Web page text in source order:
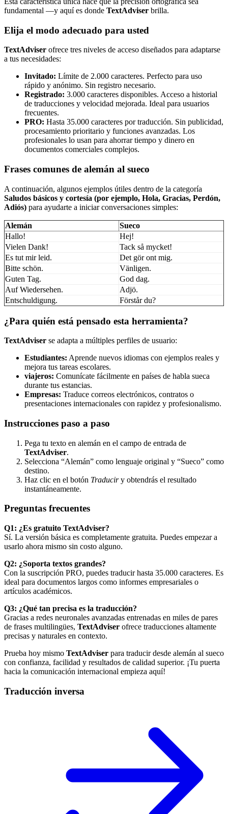
fundamental —y aquí es donde TextAdviser brilla.
Elija el modo adecuado para usted
TextAdviser ofrece tres niveles de acceso diseñados para adaptarse
a tus necesidades:
Invitado: Límite de 2.000 caracteres. Perfecto para uso
rápido y anónimo. Sin registro necesario.
Registrado: 3.000 caracteres disponibles. Acceso a historial
de traducciones y velocidad mejorada. Ideal para usuarios
frecuentes.
PRO: Hasta 35.000 caracteres por traducción. Sin publicidad,
procesamiento prioritario y funciones avanzadas. Los
profesionales lo usan para ahorrar tiempo y dinero en
documentos comerciales complejos.
Frases comunes de alemán al sueco
A continuación, algunos ejemplos útiles dentro de la categoría
Saludos básicos y cortesía (por ejemplo, Hola, Gracias, Perdón,
Adiós) para ayudarte a iniciar conversaciones simples:
Alemán
Sueco
Hallo!
Hej!
Vielen Dank!
Tack så mycket!
Es tut mir leid.
Det gör ont mig.
Bitte schön.
Vänligen.
Guten Tag.
God dag.
Auf Wiedersehen.
Adjö.
Entschuldigung.
Förstår du?
¿Para quién está pensado esta herramienta?
TextAdviser se adapta a múltiples perfiles de usuario:
Estudiantes: Aprende nuevos idiomas con ejemplos reales y
mejora tus tareas escolares.
viajeros: Comunícate fácilmente en países de habla sueca
durante tus estancias.
Empresas: Traduce correos electrónicos, contratos o
presentaciones internacionales con rapidez y profesionalismo.
Instrucciones paso a paso
Pega tu texto en alemán en el campo de entrada de
TextAdviser.
Selecciona “Alemán” como lenguaje original y “Sueco” como
destino.
Haz clic en el botón Traduciry obtendrás el resultado
instantáneamente.
Preguntas frecuentes
Q1: ¿Es gratuito TextAdviser?
Sí. La versión básica es completamente gratuita. Puedes empezar a
usarlo ahora mismo sin costo alguno.
Q2: ¿Soporta textos grandes?
Con la suscripción PRO, puedes traducir hasta 35.000 caracteres. Es
ideal para documentos largos como informes empresariales o
artículos académicos.
Q3: ¿Qué tan precisa es la traducción?
Gracias a redes neuronales avanzadas entrenadas en miles de pares
de frases multilingües, TextAdviser ofrece traducciones altamente
precisas y naturales en contexto.
Prueba hoy mismo TextAdviser para traducir desde alemán al sueco
con confianza, facilidad y resultados de calidad superior. ¡Tu puerta
hacia la comunicación internacional empieza aquí!
Traducción inversa